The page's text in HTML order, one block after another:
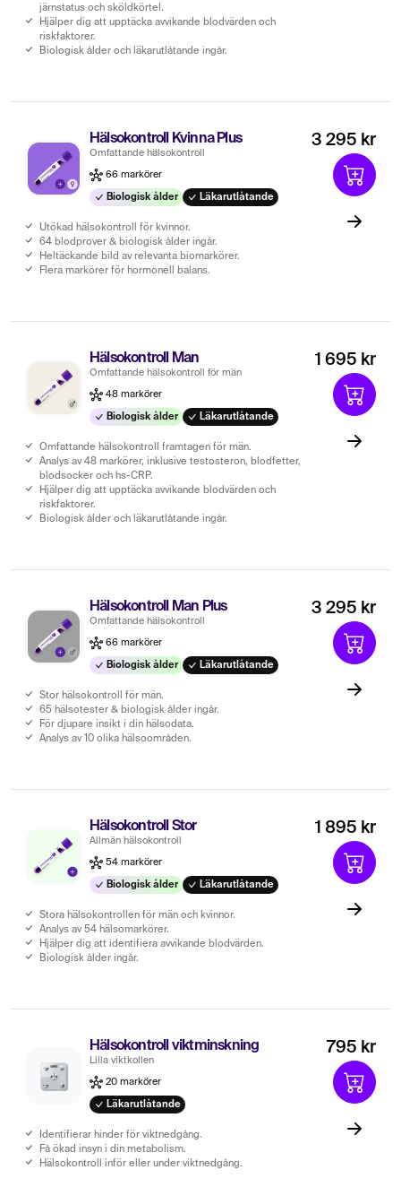
järnstatus och sköldkörtel.
Hjälper dig att upptäcka avvikande blodvärden och
riskfaktorer.
Biologisk ålder och läkarutlåtande ingår.
Hälsokontroll Kvinna Plus
Omfattande hälsokontroll
66 markörer
Biologisk ålder Läkarutlåtande
Utökad hälsokontroll för kvinnor.
64 blodprover & biologisk ålder ingår.
Heltäckande bild av relevanta biomarkörer.
Flera markörer för hormonell balans.
3 295 kr
Hälsokontroll Man
Omfattande hälsokontroll för män
48 markörer
Biologisk ålder Läkarutlåtande
Omfattande hälsokontroll framtagen för män.
Analys av 48 markörer, inklusive testosteron, blodfetter,
blodsocker och hs-CRP.
Hjälper dig att upptäcka avvikande blodvärden och
riskfaktorer.
Biologisk ålder och läkarutlåtande ingår.
1 695 kr
Hälsokontroll Man Plus
Omfattande hälsokontroll
66 markörer
Biologisk ålder Läkarutlåtande
Stor hälsokontroll för män.
65 hälsotester & biologisk ålder ingår.
För djupare insikt i din hälsodata.
Analys av 10 olika hälsoområden.
3 295 kr
Hälsokontroll Stor
Allmän hälsokontroll
54 markörer
Biologisk ålder Läkarutlåtande
Stora hälsokontrollen för män och kvinnor.
Analys av 54 hälsomarkörer.
Hjälper dig att identifiera avvikande blodvärden.
Biologisk ålder ingår.
1 895 kr
Hälsokontroll viktminskning
Lilla viktkollen
20 markörer
Läkarutlåtande
Identifierar hinder för viktnedgång.
Få ökad insyn i din metabolism.
Hälsokontroll inför eller under viktnedgång.
795 kr